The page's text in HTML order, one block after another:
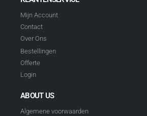
Mijn Account
Contact
Over Ons
Bestellingen
Offerte
Login
ABOUT US
Algemene voorwaarden